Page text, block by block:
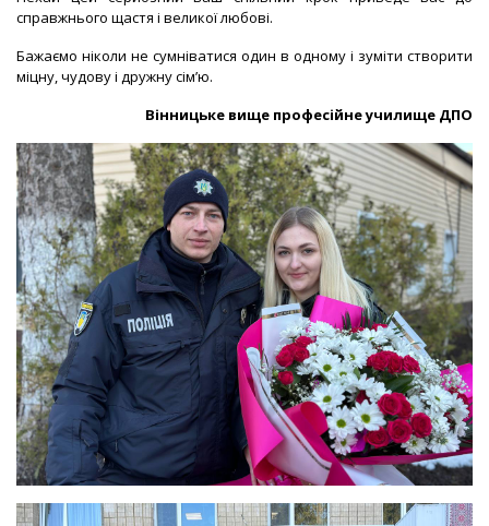
справжнього щастя і великої любові.
Бажаємо ніколи не сумніватися один в одному і зуміти створити
міцну, чудову і дружну сім’ю.
Вінницьке вище професійне училище ДПО